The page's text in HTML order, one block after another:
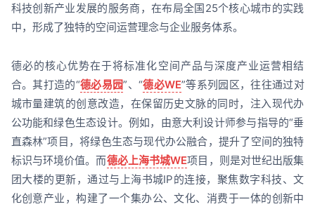
科技创新产业发展的服务商，在布局全国25个核心城市的实践
中，形成了独特的空间运营理念与企业服务体系。
德必的核心优势在于将标准化空间产品与深度产业运营相结
合。其打造的“德必易园”、“德必WE”等系列园区，往往通过对
城市量建筑的创意改造，在保留历史文脉的同时，注入现代办
公功能和绿色生态设计。例如，由意大利设计师参与指导的“垂
直森林”项目，将绿色生态与现代办公融合，提升了空间的独特
标识与环境价值。而德必上海书城WE项目，则是对世纪出版集
团大楼的更新，通过与上海书城IP的连接，聚焦数字科技、文
化创意产业，构建了一个集办公、文化、消费于一体的创新中